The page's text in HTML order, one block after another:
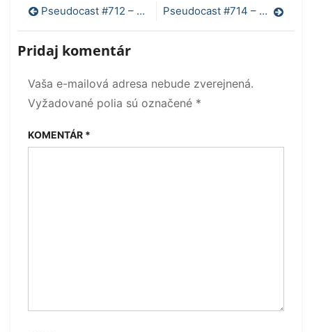
Navigácia
v
článku
Pseudocast #712 – Zvuky žiráf, obnovovanie koralov, diabetes typu 5 Pseudocast #714 – Rybky a ich sebauvedomenie, Crispr in vivo, infracervene videnie cez sosovky
Pridaj komentár
Vaša e-mailová adresa nebude zverejnená.
Vyžadované polia sú označené *
KOMENTÁR *